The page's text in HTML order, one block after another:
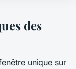
des
unique sur